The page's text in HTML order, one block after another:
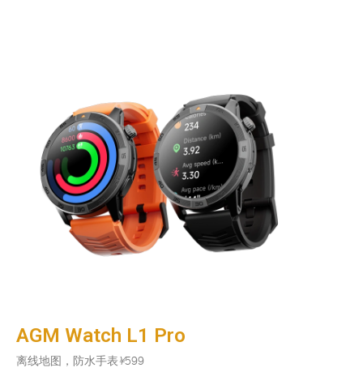
AGM Watch L1 Pro
离线地图，防水手表¥599